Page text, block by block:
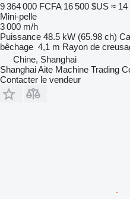
9 364 000 FCFA 16 500 $US ≈ 14
Mini-pelle
3 000 m/h
Puissance 48.5 kW (65.98 ch)
bêchage 4,1 m Rayon de
Chine, Shanghai
Shanghai Aite Machine Trading
Contacter le vendeur